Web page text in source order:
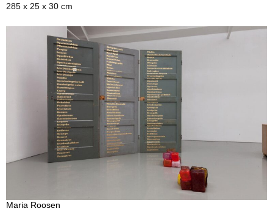
285 x 25 x 30 cm
Maria Roosen